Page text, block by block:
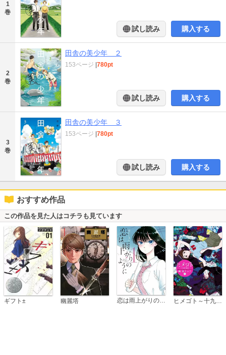
1
巻
試し読み 購入する
2
巻
田舎の美少年 ２
153ページ 780pt
試し読み 購入する
3
巻
田舎の美少年 ３
153ページ 780pt
試し読み 購入する
おすすめ作品
この作品を見た人はコチラも見ています
ギフト± 幽麗塔 恋は雨上がりのように